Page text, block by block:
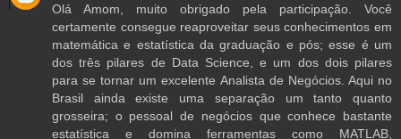
Olá Amom, muito obrigado pela participação. Você
certamente consegue reaproveitar seus conhecimentos em
matemática e estatística da graduação e pós; esse é um
dos três pilares de Data Science, e um dos dois pilares
para se tornar um excelente Analista de Negócios. Aqui no
Brasil ainda existe uma separação um tanto quanto
grosseira; o pessoal de negócios que conhece bastante
estatística e domina ferramentas como MATLAB,